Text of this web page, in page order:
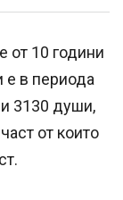
от 10 години
е в периода
3130 души,
от които